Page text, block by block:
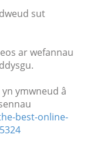
sut
ar wefannau
ymwneud â
best-online-